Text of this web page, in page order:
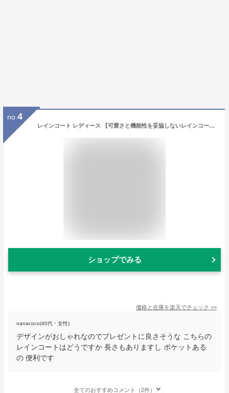
no. 4
レインコート レディース 【可愛さと機能性を妥協しないレインコート】 レインポンチョ レインスーツ レインウェア ロング丈 長い 自転車 お洒落 かわいい 可愛い 大きいサイズ オーバーサイズ 収納袋つき 撥水 ハイポンチョ ママ ロング丈 ポケット付き
ショップでみる
価格と在庫を楽天でチェック >>
nanacoco(40代・女性)
デザインがおしゃれなのでプレゼントに良さそうな こちらの
レインコートはどうですか 長さもありますし ポケットある
の 便利です
全てのおすすめコメント（2件）